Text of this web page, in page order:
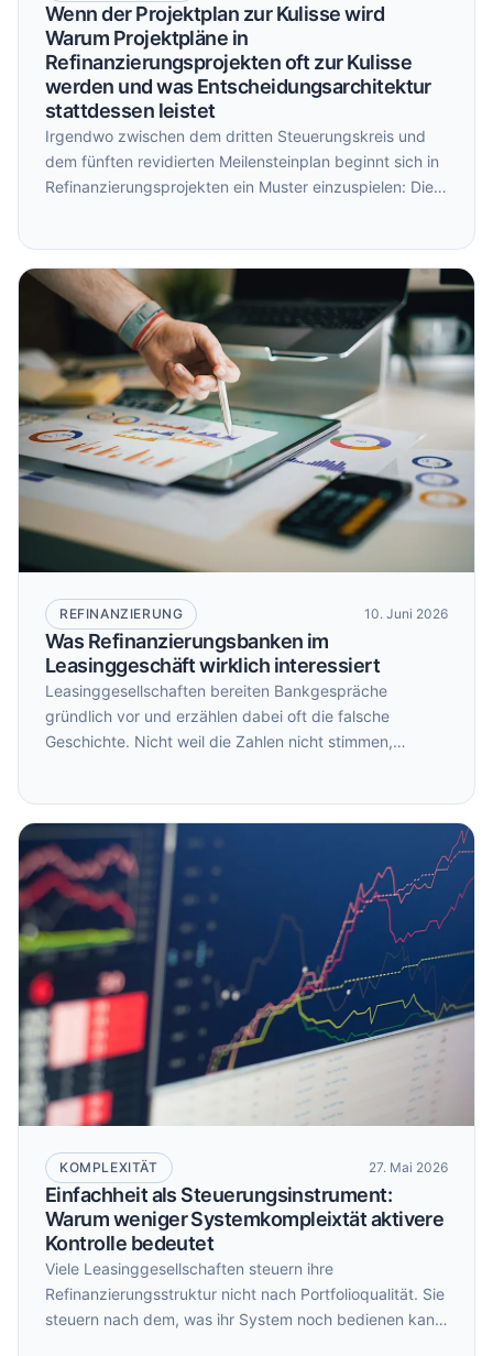
Wenn der Projektplan zur Kulisse wird
Warum Projektpläne in
Refinanzierungsprojekten oft zur Kulisse
werden und was Entscheidungsarchitektur
stattdessen leistet
Irgendwo zwischen dem dritten Steuerungskreis und
dem fünften revidierten Meilensteinplan beginnt sich in
Refinanzierungsprojekten ein Muster einzuspielen: Die
sondern weil das, was eigentlich entschieden werden
müsste, im Projektplan gar nicht als
Entscheidungspunkt auftaucht.
REFINANZIERUNG 10. Juni 2026
Was Refinanzierungsbanken im
Leasinggeschäft wirklich interessiert
Leasinggesellschaften bereiten Bankgespräche
gründlich vor und erzählen dabei oft die falsche
Geschichte. Nicht weil die Zahlen nicht stimmen,
verhandelt anders. Und zu anderen Konditionen.
KOMPLEXITÄT 27. Mai 2026
Einfachheit als Steuerungsinstrument:
Warum weniger Systemkompleixtät aktivere
Kontrolle bedeutet
Viele Leasinggesellschaften steuern ihre
Refinanzierungsstruktur nicht nach Portfolioqualität. Sie
steuern nach dem, was ihr System noch bedienen kann.